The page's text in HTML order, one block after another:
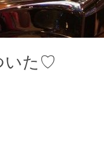
いた♡